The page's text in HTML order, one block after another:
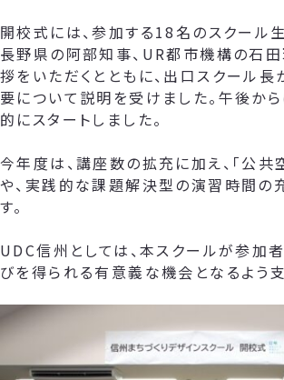
開校式には、参加する18名のスクール
長野県の阿部知事、UR都市機構の石
拶をいただくとともに、出口スクール長
要について説明を受けました。午後か
的にスタートしました。
今年度は、講座数の拡充に加え、「公共
や、実践的な課題解決型の演習時間の
す。
UDC信州としては、本スクールが参加
びを得られる有意義な機会となるよう支